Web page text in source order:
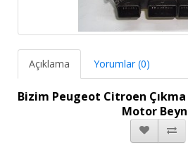
Açıklama Yorumlar (0)
Bizim Peugeot Citroen Çıkma
Motor